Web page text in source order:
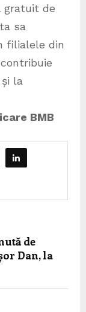
gratuit de
sa
filialele din
la
BMB
de
Dan, la